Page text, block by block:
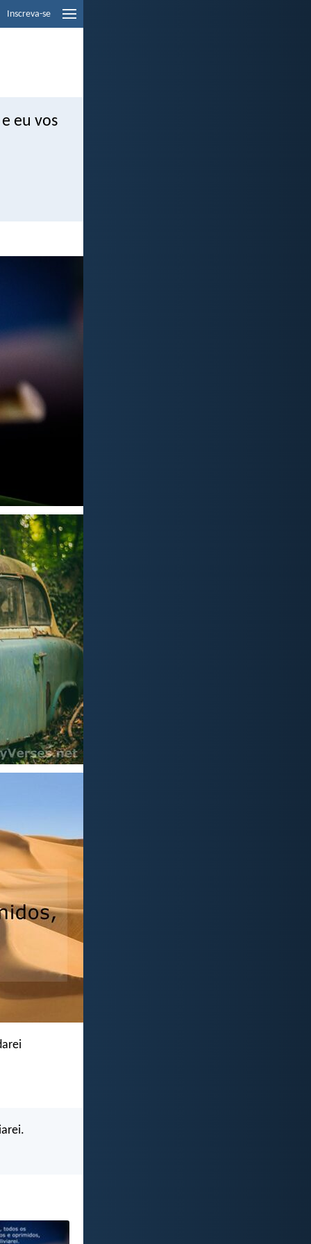
Inscreva-se
eu vos